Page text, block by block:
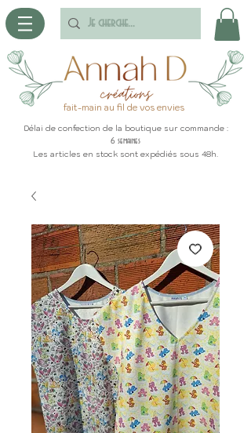
fait-main au fil de vos envies
Délai de confection de la boutique sur commande :
6 semaines
Les articles en stock sont expédiés sous 48h.